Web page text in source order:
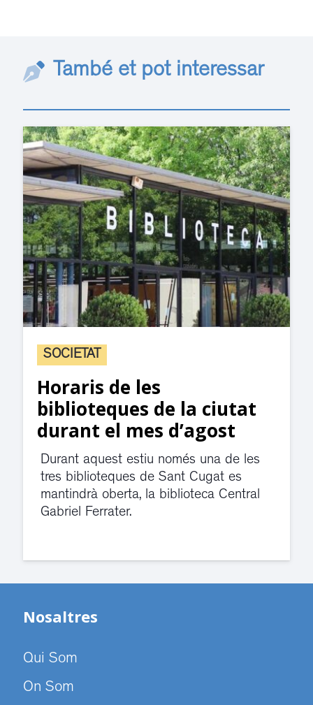
També et pot interessar
SOCIETAT
Horaris de les
biblioteques de la ciutat
durant el mes d’agost
Durant aquest estiu només una de les
tres biblioteques de Sant Cugat es
mantindrà oberta, la biblioteca Central
Gabriel Ferrater.
Nosaltres
Qui Som
On Som